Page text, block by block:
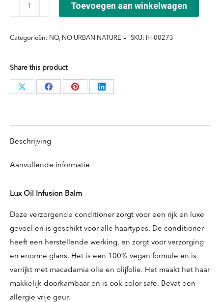
Balm
Toevoegen aan winkelwagen
Categorieën: NO, NO URBAN NATURE SKU: IH-00273
Share this product
Deel
Deel
Deel
Deel
Beschrijving
Aanvullende informatie
Lux Oil Infusion Balm
Deze verzorgende conditioner zorgt voor een rijk en luxe
gevoel en is geschikt voor alle haartypes. De conditioner
heeft een herstellende werking, en zorgt voor verzorging
en enorme glans. Het is een 100% vegan formule en is
verrijkt met macadamia olie en olijfolie. Het maakt het haar
makkelijk doorkambaar en is ook color safe. Bevat een
allergie vrije geur.